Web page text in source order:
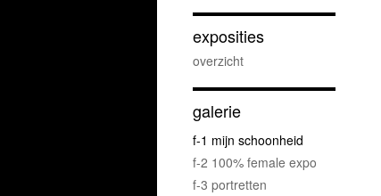
exposities
overzicht
galerie
f-1 mijn schoonheid
f-2 100% female expo
f-3 portretten